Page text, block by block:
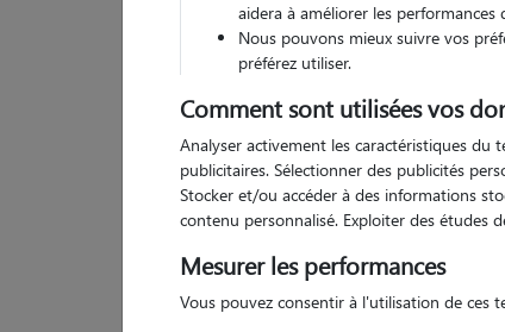
aidera à améliorer les performances
Nous pouvons mieux suivre vos
préférez utiliser.
Comment sont utilisées vos
Analyser activement les caractéristiques du
publicitaires. Sélectionner des publicités
Stocker et/ou accéder à des informations
contenu personnalisé. Exploiter des études
Mesurer les performances
Vous pouvez consentir à l'utilisation de ces